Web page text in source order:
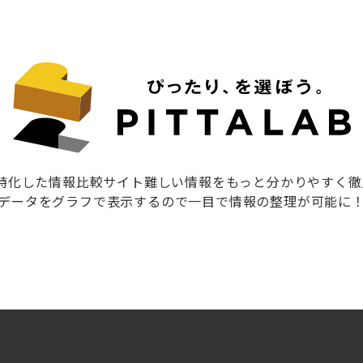
した情報比較サイト難しい情報をもっと分かりやすく徹
ータをグラフで表示するので一目で情報の整理が可能に！